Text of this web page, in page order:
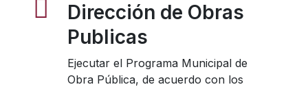
Dirección de Obras
Publicas
Ejecutar el Programa Municipal de
Obra Pública, de acuerdo con los